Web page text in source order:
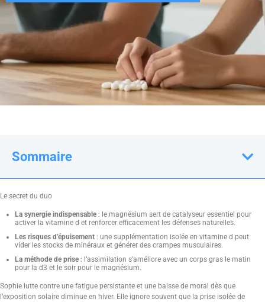
Sommaire
Le secret du duo
La synergie indispensable : le magnésium sert de catalyseur essentiel pour
activer la vitamine d et renforcer efficacement les défenses naturelles.
Les risques d’épuisement : une supplémentation isolée en vitamine d peut
vider les stocks de minéraux et générer des crampes musculaires.
La méthode de prise : l’assimilation s’améliore avec un corps gras le matin
pour la d3 et le soir pour le magnésium.
Sophie lutte contre une fatigue persistante et une baisse de moral dès que
l’exposition solaire diminue en hiver. Elle ignore souvent que la prise isolée de